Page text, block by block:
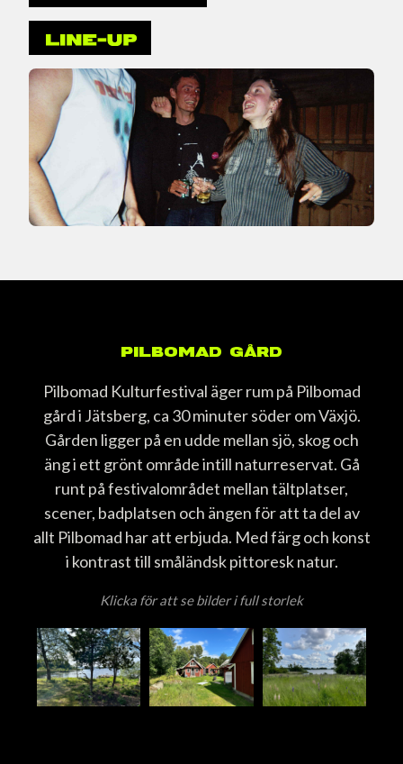
PILBOMAD GÅRD
Pilbomad Kulturfestival äger rum på Pilbomad
gård i Jätsberg, ca 30 minuter söder om Växjö.
Gården ligger på en udde mellan sjö, skog och
äng i ett grönt område intill naturreservat. Gå
runt på festivalområdet mellan tältplatser,
scener, badplatsen och ängen för att ta del av
allt Pilbomad har att erbjuda. Med färg och konst
i kontrast till småländsk pittoresk natur.
Klicka för att se bilder i full storlek